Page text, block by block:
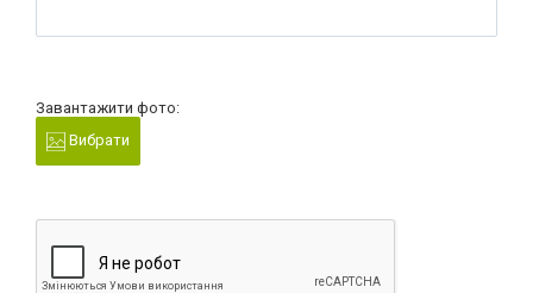
Завантажити фото:
Вибрати